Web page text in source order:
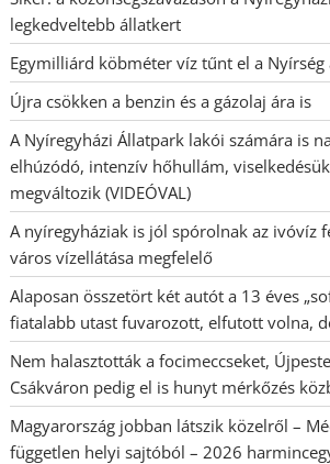
legkedveltebb állatkert
Egymilliárd köbméter víz tűnt el a Nyírség
Újra csökken a benzin és a gázolaj ára is
A Nyíregyházi Állatpark lakói számára is
elhúzódó, intenzív hőhullám,
megváltozik (VIDEÓVAL)
A nyíregyháziak is jól spórolnak az ivóvíz
város vízellátása megfelelő
Alaposan összetört két autót a 13 éves
fiatalabb utast fuvarozott, elfutott volna,
Nem halasztották a focimeccseket,
Csákváron pedig el is hunyt mérkőzés
Magyarország jobban látszik közelről –
független helyi sajtóból – 2026